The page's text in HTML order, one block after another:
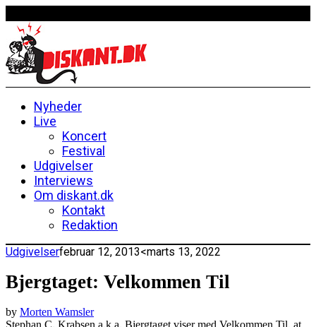
Nyheder
Live
Koncert
Festival
Udgivelser
Interviews
Om diskant.dk
Kontakt
Redaktion
Udgivelserfebruar 12, 2013<marts 13, 2022
Bjergtaget: Velkommen Til
by Morten Wamsler